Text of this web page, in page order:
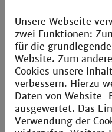
gemeinsam mit
GmbH und
Löschfahrzeugs ein.
„Es ist ein Glücksfall
über solche
der
großartig
Studie, Dr. Elmar
Unsere Webseite
zwei Funktionen:
für die
Website. Zum
Cookies unsere
verbessern. Hierzu
Daten von Website-
ausgewertet. Das
Verwendung der